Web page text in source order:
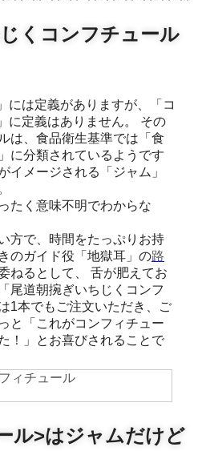
くコンフチュール
に定義はありません。 その
は、食品衛生基準では「食
に分類されているようです
イメージされる「ジャム」
たく意味不明でわからな
方で、時間をたっぷりお持
のガイド役「地獄耳」の路
ねるとして、 舌が肥えてお
尾道朝捥ぎいちじくコンフ
1本でもご注文いただき、ご
と「これがコンフィチュー
！」とお喜びされることで
ル>はジャムだけど